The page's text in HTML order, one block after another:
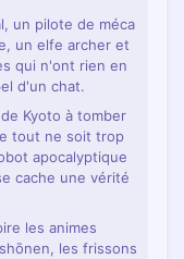
un pilote de méca
un elfe archer et
qui n'ont rien en
d'un chat.
Kyoto à tomber
tout ne soit trop
apocalyptique
cache une vérité
les animes
les frissons